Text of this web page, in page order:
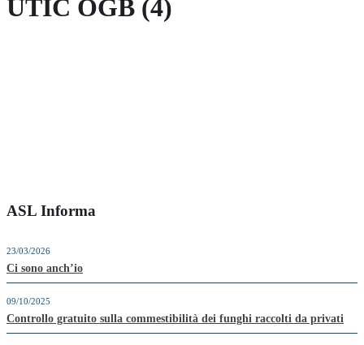
UTIC OGB (4)
ASL Informa
23/03/2026
Ci sono anch’io
09/10/2025
Controllo gratuito sulla commestibilità dei funghi raccolti da privati